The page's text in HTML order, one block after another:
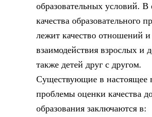
образовательных условий. В
качества образовательного
лежит качество отношений и
взаимодействия взрослых и
также детей друг с другом.
Существующие в настоящее
проблемы оценки качества
образования заключаются в: